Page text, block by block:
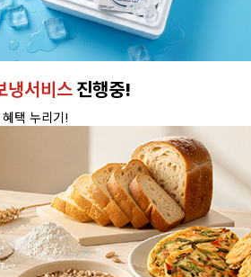
,빠르게 받아보세요.
인하기>